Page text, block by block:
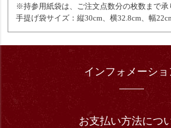
※持参用紙袋は、ご注文点数分の枚数まで承
手提げ袋サイズ：縦30cm、横32.8cm、幅
インフォメーショ
お支払い方法につ